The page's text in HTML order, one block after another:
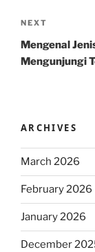
Next
Post
NEXT
Mengenal
Mengunjungi
ARCHIVES
March 2026
February 2026
January 2026
December